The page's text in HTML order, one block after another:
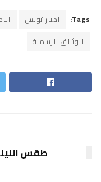
Tags: اخبار تونس
الوثائق الرسمية
طقس